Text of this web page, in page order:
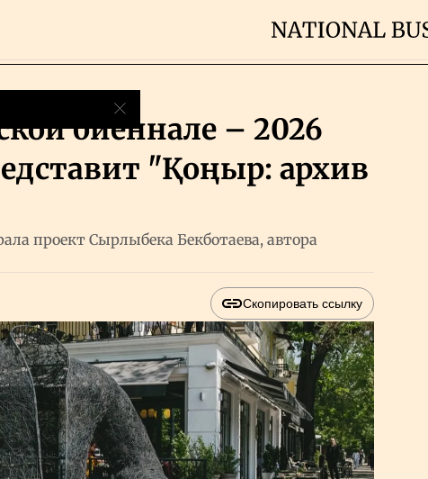
биеннале – 2026
"Қоңыр: архив
проект Сырлыбека Бекботаева, автора
Скопировать ссылку